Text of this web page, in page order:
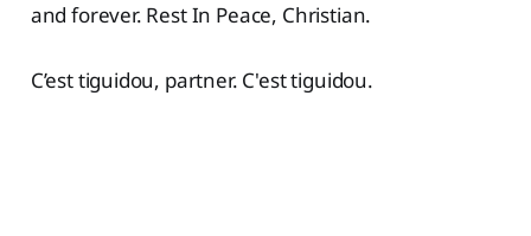
and forever. Rest In Peace, Christian.
C’est tiguidou, partner. C'est tiguidou.